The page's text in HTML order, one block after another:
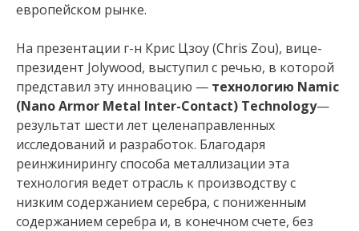
европейском рынке.
На презентации г-н Крис Цзоу (Chris Zou), вице-
президент Jolywood, выступил с речью, в которой
представил эту инновацию — технологию Namic
(Nano Armor Metal Inter-Contact) Technology—
результат шести лет целенаправленных
исследований и разработок. Благодаря
реинжинирингу способа металлизации эта
технология ведет отрасль к производству с
низким содержанием серебра, с пониженным
содержанием серебра и, в конечном счете, без